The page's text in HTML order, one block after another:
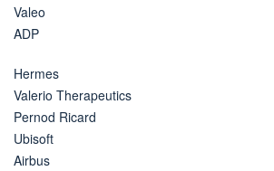
Valeo
ADP
Hermes
Valerio Therapeutics
Pernod Ricard
Ubisoft
Airbus